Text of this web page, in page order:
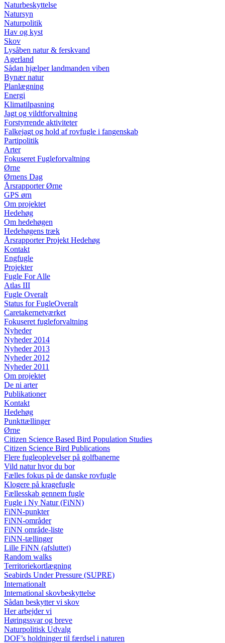
Naturbeskyttelse
Natursyn
Naturpolitik
Hav og kyst
Skov
Lysåben natur & ferskvand
Agerland
Sådan hjælper landmanden viben
Bynær natur
Planlægning
Energi
Klimatilpasning
Jagt og vildtforvaltning
Forstyrrende aktiviteter
Falkejagt og hold af rovfugle i fangenskab
Partipolitik
Arter
Fokuseret Fugleforvaltning
Ørne
Ørnens Dag
Årsrapporter Ørne
GPS ørn
Om projektet
Hedehøg
Om hedehøgen
Hedehøgens træk
Årsrapporter Projekt Hedehøg
Kontakt
Engfugle
Projekter
Fugle For Alle
Atlas III
Fugle Overalt
Status for FugleOveralt
Caretakernetværket
Fokuseret fugleforvaltning
Nyheder
Nyheder 2014
Nyheder 2013
Nyheder 2012
Nyheder 2011
Om projektet
De ni arter
Publikationer
Kontakt
Hedehøg
Punkttællinger
Ørne
Citizen Science Based Bird Population Studies
Citizen Science Bird Publications
Flere fugleoplevelser på golfbanerne
Vild natur hvor du bor
Fælles fokus på de danske rovfugle
Klogere på kragefugle
Fællesskab gennem fugle
Fugle i Ny Natur (FiNN)
FiNN-punkter
FiNN-områder
FiNN område-liste
FiNN-tællinger
Lille FiNN (afsluttet)
Random walks
Territoriekortlægning
Seabirds Under Pressure (SUPRE)
Internationalt
International skovbeskyttelse
Sådan beskytter vi skov
Her arbejder vi
Høringssvar og breve
Naturpolitisk Udvalg
DOF’s holdninger til færdsel i naturen